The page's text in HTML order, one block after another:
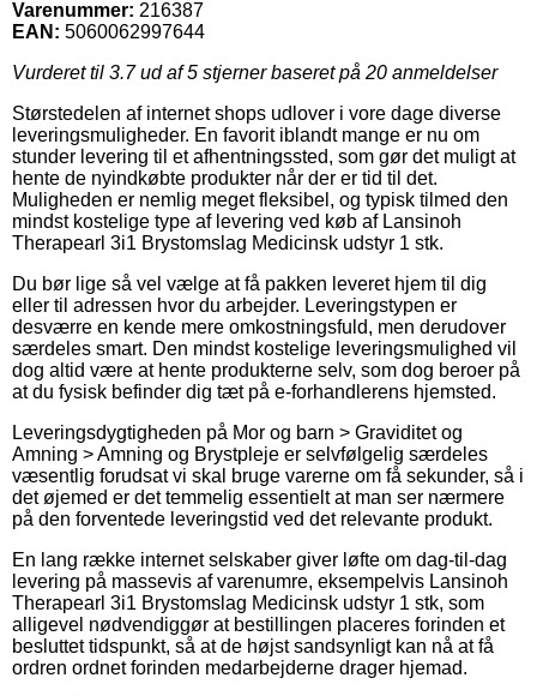
Varenummer: 216387
EAN: 5060062997644
Vurderet til 3.7ud af 5 stjerner baseret på 20 anmeldelser
Størstedelen af internet shops udlover i vore dage diverse
leveringsmuligheder. En favorit iblandt mange er nu om
stunder levering til et afhentningssted, som gør det muligt at
hente de nyindkøbte produkter når der er tid til det.
Muligheden er nemlig meget fleksibel, og typisk tilmed den
mindst kostelige type af levering ved køb af Lansinoh
Therapearl 3i1 Brystomslag Medicinsk udstyr 1 stk.
Du bør lige så vel vælge at få pakken leveret hjem til dig
eller til adressen hvor du arbejder. Leveringstypen er
desværre en kende mere omkostningsfuld, men derudover
særdeles smart. Den mindst kostelige leveringsmulighed vil
dog altid være at hente produkterne selv, som dog beroer på
at du fysisk befinder dig tæt på e-forhandlerens hjemsted.
Leveringsdygtigheden på Mor og barn > Graviditet og
Amning > Amning og Brystpleje er selvfølgelig særdeles
væsentlig forudsat vi skal bruge varerne om få sekunder, så i
det øjemed er det temmelig essentielt at man ser nærmere
på den forventede leveringstid ved det relevante produkt.
En lang række internet selskaber giver løfte om dag-til-dag
levering på massevis af varenumre, eksempelvis Lansinoh
Therapearl 3i1 Brystomslag Medicinsk udstyr 1 stk, som
alligevel nødvendiggør at bestillingen placeres forinden et
besluttet tidspunkt, så at de højst sandsynligt kan nå at få
ordren ordnet forinden medarbejderne drager hjemad.